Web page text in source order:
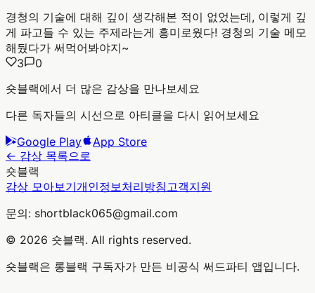
경청의 기술에 대해 깊이 생각해본 적이 없었는데, 이렇게 깊
게 파고들 수 있는 주제라는게 흥미로웠다! 경청의 기술 메모
해뒀다가 써먹어봐야지~
3
0
숏블랙에서 더 많은 감상을 만나보세요
다른 독자들의 시선으로 아티클을 다시 읽어보세요
Google Play
App Store
← 감상 목록으로
숏블랙
감상 모아보기개인정보처리방침 고객지원
문의: shortblack065@gmail.com
© 2026 숏블랙. All rights reserved.
숏블랙은 롱블랙 구독자가 만든 비공식 써드파티 앱입니다.